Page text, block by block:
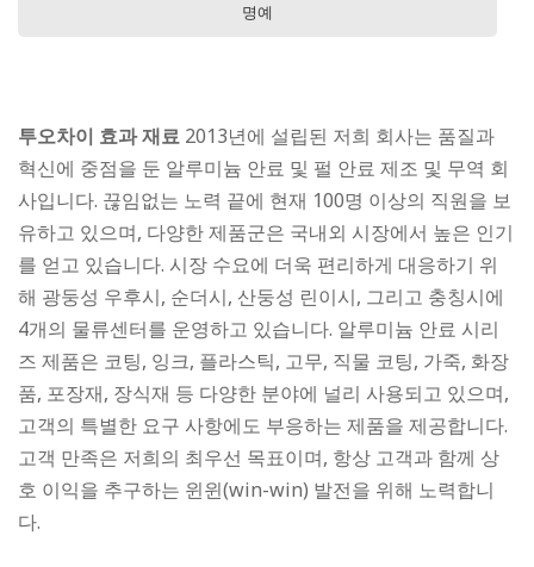
명예
투오차이 효과 재료 2013년에 설립된 저희 회사는 품질과
혁신에 중점을 둔 알루미늄 안료 및 펄 안료 제조 및 무역 회
사입니다. 끊임없는 노력 끝에 현재 100명 이상의 직원을 보
유하고 있으며, 다양한 제품군은 국내외 시장에서 높은 인기
를 얻고 있습니다. 시장 수요에 더욱 편리하게 대응하기 위
해 광둥성 우후시, 순더시, 산둥성 린이시, 그리고 충칭시에
4개의 물류센터를 운영하고 있습니다. 알루미늄 안료 시리
즈 제품은 코팅, 잉크, 플라스틱, 고무, 직물 코팅, 가죽, 화장
품, 포장재, 장식재 등 다양한 분야에 널리 사용되고 있으며,
고객의 특별한 요구 사항에도 부응하는 제품을 제공합니다.
고객 만족은 저희의 최우선 목표이며, 항상 고객과 함께 상
호 이익을 추구하는 윈윈(win-win) 발전을 위해 노력합니
다.